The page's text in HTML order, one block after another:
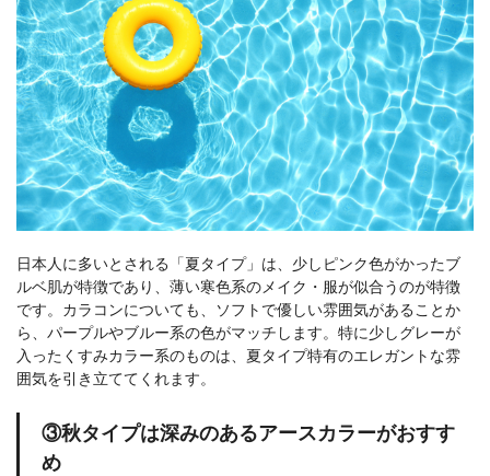
日本人に多いとされる「夏タイプ」は、少しピンク色がかったブ
ルベ肌が特徴であり、薄い寒色系のメイク・服が似合うのが特徴
です。カラコンについても、ソフトで優しい雰囲気があることか
ら、パープルやブルー系の色がマッチします。特に少しグレーが
入ったくすみカラー系のものは、夏タイプ特有のエレガントな雰
囲気を引き立ててくれます。
③秋タイプは深みのあるアースカラーがおすす
め